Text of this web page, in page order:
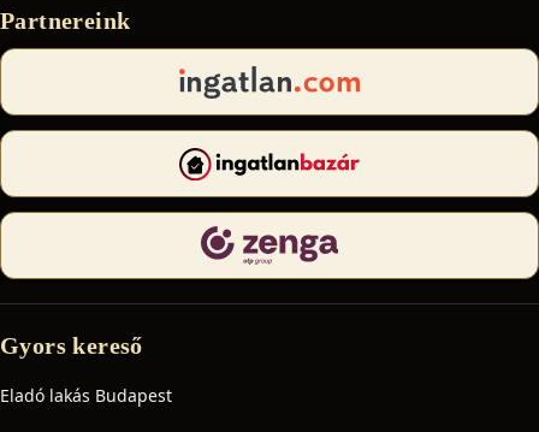
Partnereink
Gyors kereső
Eladó lakás Budapest